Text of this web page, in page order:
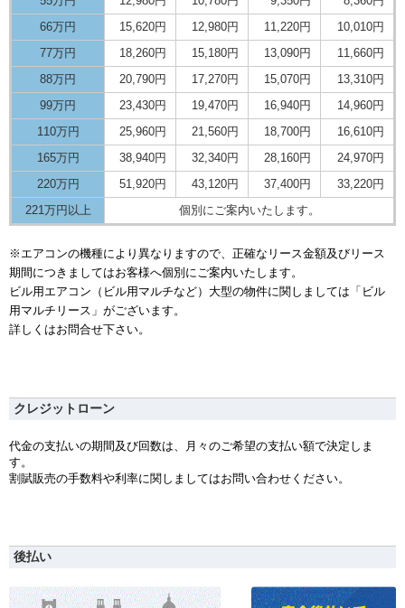
66万円
15,620円 12,980円 11,220円
10,010円
77万円
18,260円 15,180円 13,090円
11,660円
88万円
20,790円 17,270円 15,070円
13,310円
99万円
23,430円 19,470円 16,940円
14,960円
110万円
25,960円 21,560円 18,700円
16,610円
165万円
38,940円 32,340円 28,160円
24,970円
220万円
51,920円 43,120円 37,400円
33,220円
221万円以上
個別にご案内いたします。
※エアコンの機種により異なりますので、正確なリース金額及びリース
期間につきましてはお客様へ個別にご案内いたします。
ビル用エアコン（ビル用マルチなど）大型の物件に関しましては「ビル
用マルチリース」がございます。
詳しくはお問合せ下さい。
クレジットローン
代金の支払いの期間及び回数は、月々のご希望の支払い額で決定しま
す。
割賦販売の手数料や利率に関しましてはお問い合わせください。
後払い